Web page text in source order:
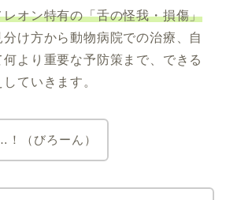
レオン特有の「舌の怪我・損傷」
け方から動物病院での治療、自
より重要な予防策まで、できる
ていきます。
（びろーん）